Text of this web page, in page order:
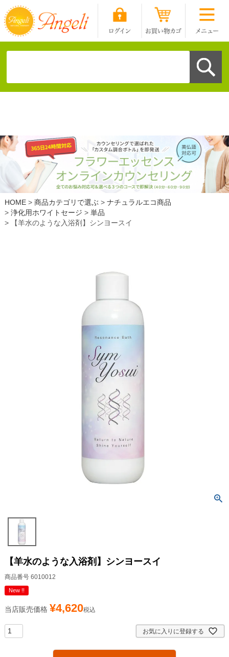
HOME 商品カテゴリで選ぶ
ナチュラルエコ商品
浄化用ホワイトセージ
単品
【羊水のような入浴剤】シンヨースイ
【羊水のような入浴剤】シンヨースイ
商品番号 6010012
New !!
当店販売価格 ¥4,620税込
お気に入りに登録する